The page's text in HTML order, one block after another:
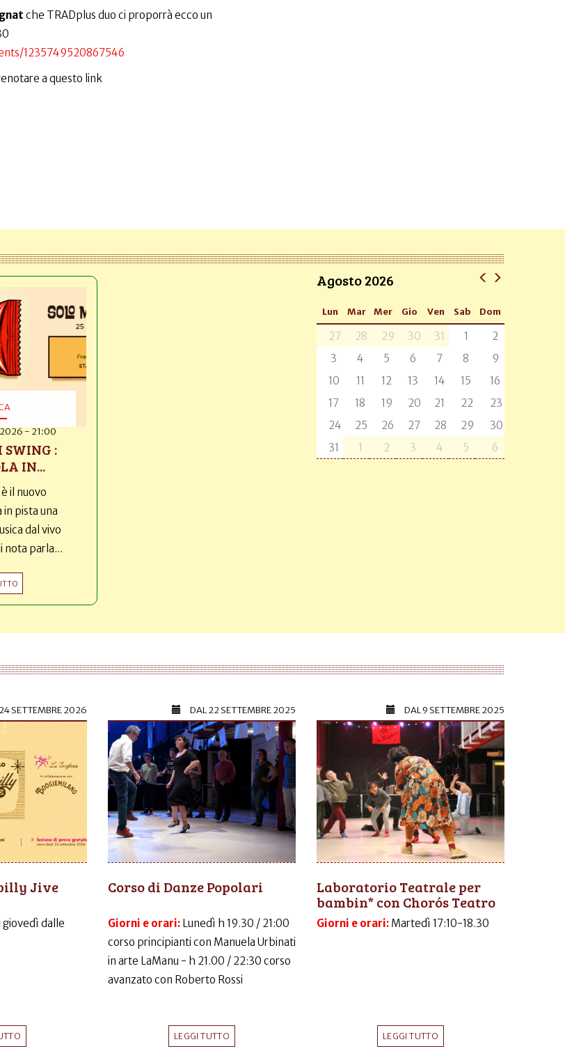
che TRADplus duo ci proporrà ecco un
1235749520867546
a questo link
- 21:00
SWING :
IN...
il nuovo
pista una
dal vivo
nota parla...
Agosto 2026
Lun Mar Mer Gio Ven Sab Dom
27 28 29 30 31 1
2
3
4 5 6 7 8
9
10
11 12 13 14 15
16
17
18 19 20 21 22
23
24
25 26 27 28 29
30
31
1 2 3 4 5 6
24 SETTEMBRE 2026
Jive
giovedì dalle
DAL22 SETTEMBRE 2025
Corso di Danze Popolari
Giorni e orari: Lunedì h 19.30 / 21:00
corso principianti con Manuela Urbinati
in arte LaManu - h 21.00 / 22:30 corso
avanzato con Roberto Rossi
LEGGI TUTTO
DAL9 SETTEMBRE 2025
Laboratorio Teatrale per
bambin* con Chorós Teatro
Giorni e orari: Martedì 17:10-18.30
LEGGI TUTTO